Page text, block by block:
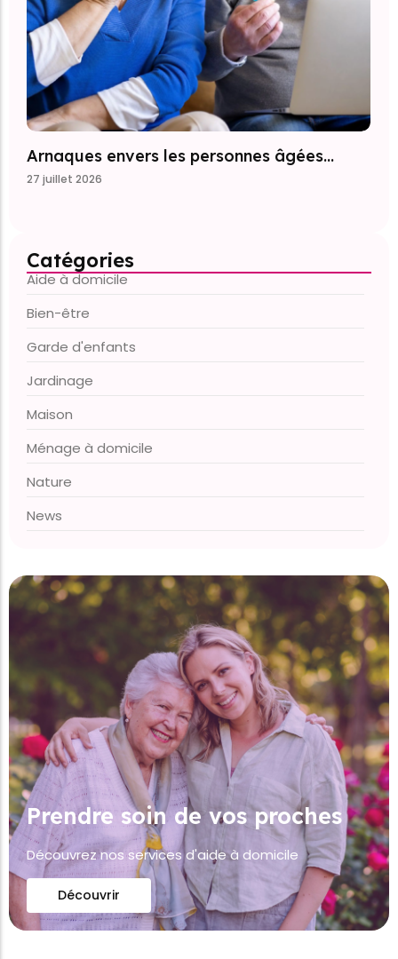
Arnaques envers les personnes âgées…
27 juillet 2026
Catégories
Aide à domicile
Bien-être
Garde d'enfants
Jardinage
Maison
Ménage à domicile
Nature
News
Prendre soin de vos proches
Découvrez nos services d'aide à domicile
Découvrir